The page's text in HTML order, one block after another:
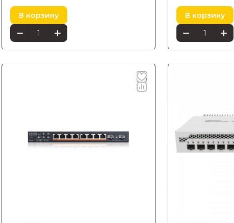
В корзину В корзину